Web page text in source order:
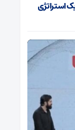
استراتژی